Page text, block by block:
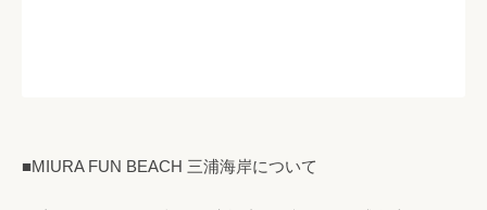
■MIURA FUN BEACH 三浦海岸について